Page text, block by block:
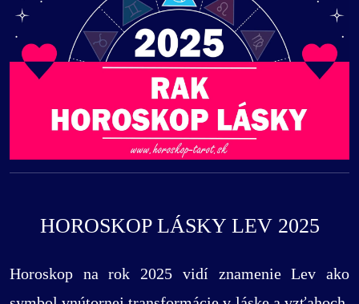
HOROSKOP LÁSKY LEV 2025
Horoskop na rok 2025 vidí znamenie Lev ako